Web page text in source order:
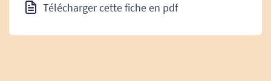
Télécharger cette fiche en pdf